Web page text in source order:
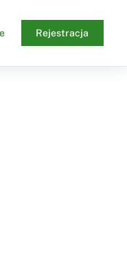
Rejestracja